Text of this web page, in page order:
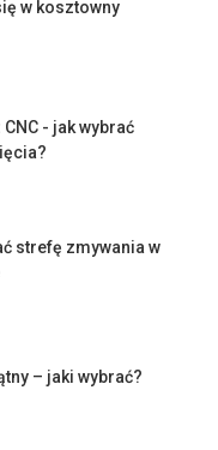
w kosztowny
- jak wybrać
strefę zmywania w
– jaki wybrać?